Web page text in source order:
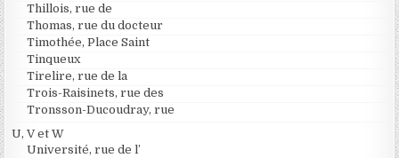
Thillois, rue de
Thomas, rue du docteur
Timothée, Place Saint
Tinqueux
Tirelire, rue de la
Trois-Raisinets, rue des
Tronsson-Ducoudray, rue
U, V et W
Université, rue de l’